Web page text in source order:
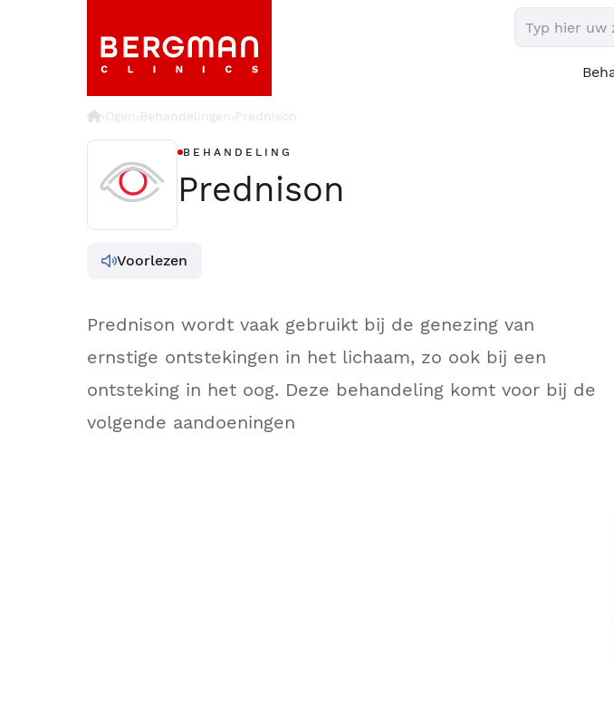
›Ogen›Behandelingen›Prednison
BEHANDELING
Prednison
Voorlezen
Prednison wordt vaak gebruikt bij de genezing van
ernstige ontstekingen in het lichaam, zo ook bij een
ontsteking in het oog. Deze behandeling komt voor bij de
volgende aandoeningen